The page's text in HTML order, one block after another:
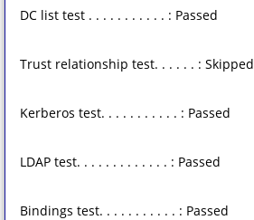
DC list test . . . . . . . . . . . : Passed
Trust relationship test. . . . . . : Skipped
Kerberos test. . . . . . . . . . . : Passed
LDAP test. . . . . . . . . . . . . : Passed
Bindings test. . . . . . . . . . . : Passed